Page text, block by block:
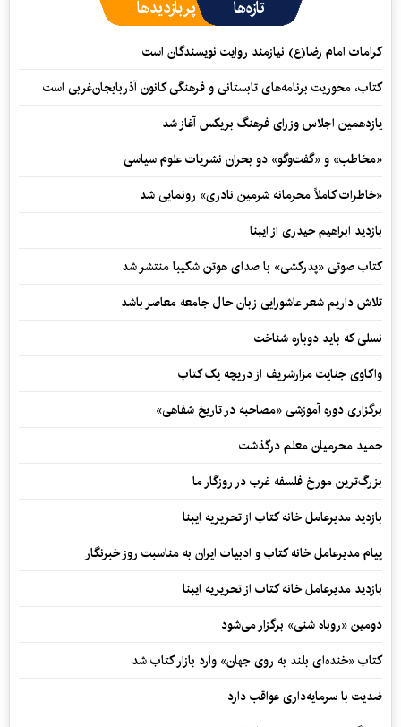
تازه‌ها پربازدیدها
کرامات امام رضا(ع) نیازمند روایت نویسندگان است
کتاب، محوریت برنامه‌های تابستانی و فرهنگی کانون آذربایجان‌غربی است
یازدهمین اجلاس وزرای فرهنگ بریکس آغاز شد
«مخاطب» و «گفت‌وگو» دو بحران نشریات علوم سیاسی
«خاطرات کاملاً محرمانه شرمین نادری» رونمایی شد
بازدید ابراهیم حیدری از ایبنا
کتاب صوتی «پدرکشی» با صدای هوتن شکیبا منتشر شد
تلاش داریم شعر عاشورایی زبان حال جامعه معاصر باشد
نسلی که باید دوباره شناخت
واکاوی جنایت مزارشریف از دریچه یک کتاب
برگزاری دوره آموزشی «مصاحبه در تاریخ شفاهی»
حمید محرمیان معلم درگذشت
بزرگ‌ترین مورخ فلسفه غرب در روزگار ما
بازدید مدیرعامل خانه کتاب از تحریریه ایبنا
پیام مدیرعامل خانه کتاب و ادبیات ایران به مناسبت روز خبرنگار
بازدید مدیرعامل خانه کتاب از تحریریه ایبنا
دومین «روباه شنی» برگزار می‌شود
کتاب «خنده‌ای بلند به روی جهان» وارد بازار کتاب شد
ضدیت با سرمایه‌داری عواقب دارد